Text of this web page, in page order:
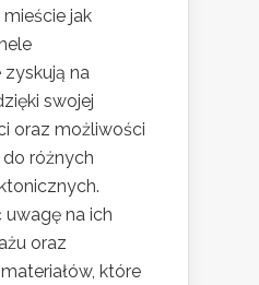
jak
na
swojej
oraz możliwości
różnych
na ich
oraz
które